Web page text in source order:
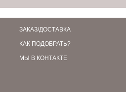
ЗАКАЗ/ДОСТАВКА
КАК ПОДОБРАТЬ?
МЫ В КОНТАКТЕ